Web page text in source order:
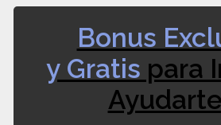
Bonus
y Gratis para